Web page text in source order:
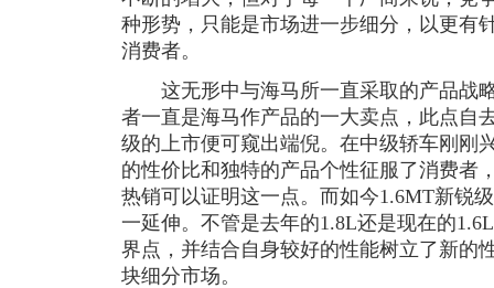
种形势，只能是市场进一步细分，以更有
消费者。
这无形中与海马所一直采取的产品战
者一直是海马作产品的一大卖点，此点自
级的上市便可窥出端倪。在中级轿车刚刚
的性价比和独特的产品个性征服了消费者
热销可以证明这一点。而如今1.6MT新锐
一延伸。不管是去年的1.8L还是现在的
界点，并结合自身较好的性能树立了新的
块细分市场。